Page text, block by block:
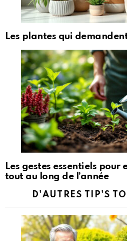
Les plantes qui
Les gestes essentiels
tout au long de l’année
D'AUTRES TIP'S